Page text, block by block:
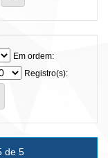
Em ordem:
Registro(s):
de 5